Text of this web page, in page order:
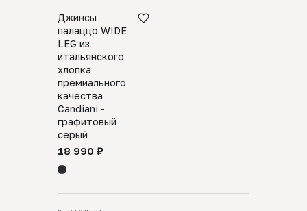
Джинсы
палаццо WIDE
LEG из
итальянского
хлопка
премиального
качества
Candiani -
графитовый
серый
18 990 ₽